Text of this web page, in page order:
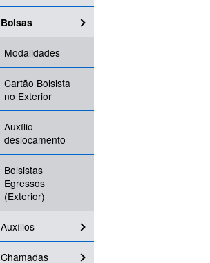
Bolsas
Modalidades
Cartão Bolsista
no Exterior
Auxílio
deslocamento
Bolsistas
Egressos
(Exterior)
Auxílios
Chamadas